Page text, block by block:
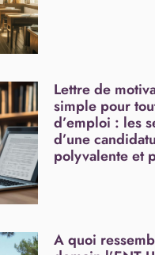
Lettre de
simple pour
d’emploi : les
d’une
polyvalente et
A quoi